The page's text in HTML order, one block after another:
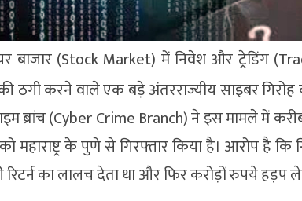
बाजार (Stock Market) में निवेश और ट्रेडिंग
ठगी करने वाले एक बड़े अंतरराज्यीय साइबर गिरोह
ब्रांच (Cyber ​​Crime Branch) ने इस मामले में
महाराष्ट्र के पुणे से गिरफ्तार किया है। आरोप है कि
रिटर्न का लालच देता था और फिर करोड़ों रुपये हड़प